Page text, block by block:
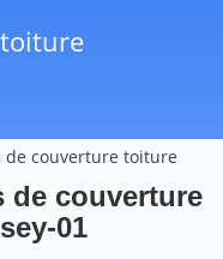
de couverture toiture
de couverture
01